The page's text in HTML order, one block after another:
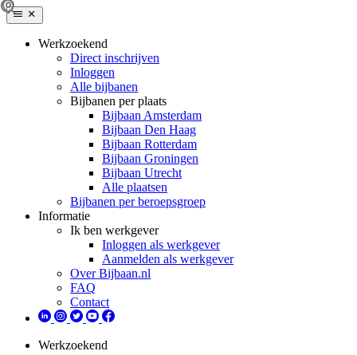
Werkzoekend
Direct inschrijven
Inloggen
Alle bijbanen
Bijbanen per plaats
Bijbaan Amsterdam
Bijbaan Den Haag
Bijbaan Rotterdam
Bijbaan Groningen
Bijbaan Utrecht
Alle plaatsen
Bijbanen per beroepsgroep
Informatie
Ik ben werkgever
Inloggen als werkgever
Aanmelden als werkgever
Over Bijbaan.nl
FAQ
Contact
Werkzoekend